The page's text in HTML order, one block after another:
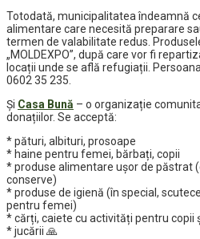
Totodată, municipalitatea îndeamnă
alimentare care necesită preparare
termen de valabilitate redus.
„MOLDEXPO”, după care vor fi
locații unde se află refugiații.
0602 35 235.
Și Casa Bună – o organizație
donațiilor. Se acceptă:
* pături, albituri, prosoape
* haine pentru femei, bărbați, copii
* produse alimentare ușor de păstrat
conserve)
* produse de igienă (în special,
pentru femei)
* cărți, caiete cu activități pentru copii
* jucării 🙏